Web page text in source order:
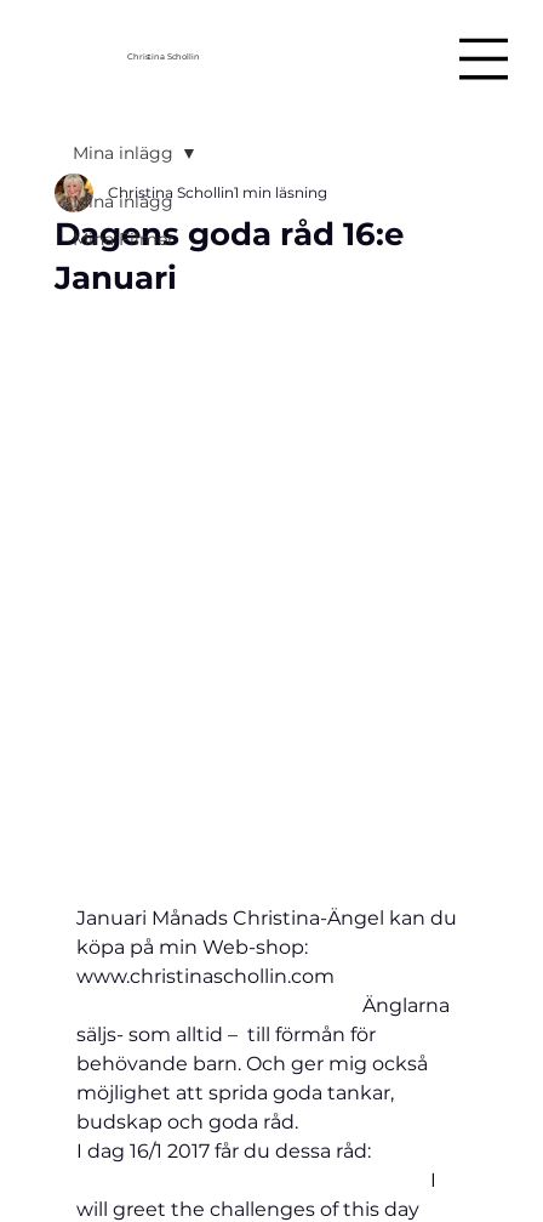
Christina Schollin
Mina inlägg
Mina Filmer
Mina inlägg
Dagens goda råd 16:e
Januari
Christina Schollin1 min läsning
Januari Månads Christina-Ängel kan du
köpa på min Web-shop:
www.christinaschollin.com
Änglarna
säljs- som alltid –  till förmån för
behövande barn. Och ger mig också
möjlighet att sprida goda tankar,
budskap och goda råd.
I dag 16/1 2017 får du dessa råd:
I
will greet the challenges of this day